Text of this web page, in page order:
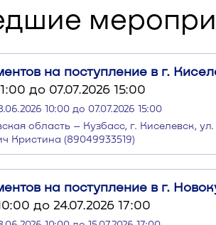
на поступление в г.
до 07.07.2026 15:00
10:00 до 07.07.2026 15:00
область – Кузбасс, г. Киселевск,
Кристина (89049933519)
на поступление в г.
до 24.07.2026 17:00